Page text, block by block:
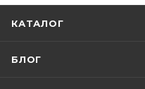
КАТАЛОГ
БЛОГ